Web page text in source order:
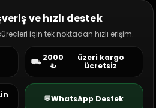
ve hızlı destek
için tek noktadan hızlı erişim.
⛟2000
₺
üzeri kargo
ücretsiz
💬WhatsApp Destek